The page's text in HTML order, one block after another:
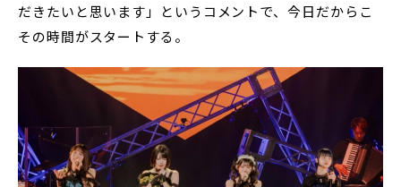
だきたいと思います」というコメントで、今日だからこ
その時間がスタートする。